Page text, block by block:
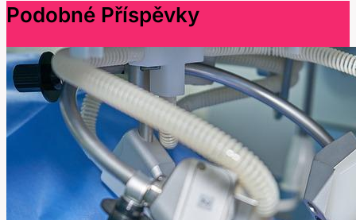
Podobné Příspěvky